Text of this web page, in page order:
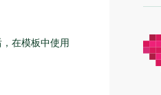
在模板中使用
加
信
息